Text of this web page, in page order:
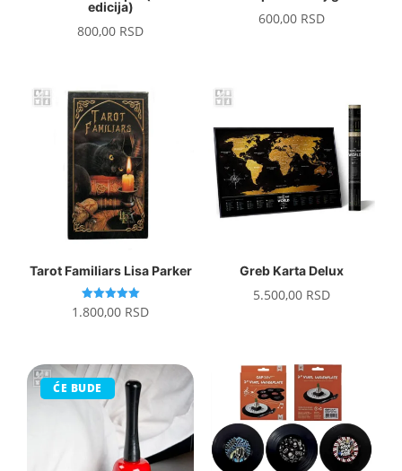
edicija)
800,00 RSD
600,00 RSD
Tarot Familiars Lisa Parker
Ocenjeno
sa
1.800,00 RSD
Greb Karta Delux
5.500,00 RSD
ĆE BUDE